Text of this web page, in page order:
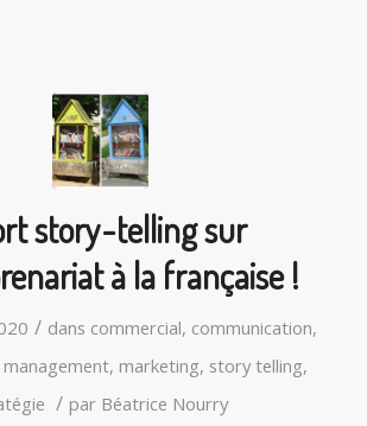
story-telling sur
à la française !
/ dans commercial, communication,
management, marketing, story telling,
/ par Béatrice Nourry